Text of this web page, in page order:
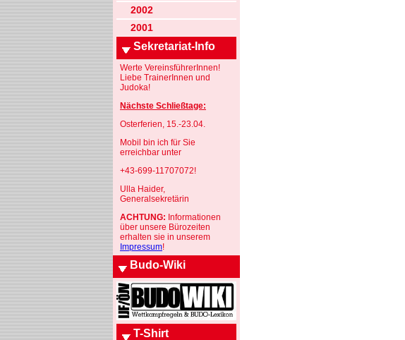
2002
2001
Sekretariat-Info
Werte VereinsführerInnen!
Liebe TrainerInnen und
Judoka!
Nächste Schließtage:
Osterferien, 15.-23.04.
Mobil bin ich für Sie
erreichbar unter
+43-699-11707072!
Ulla Haider,
Generalsekretärin
ACHTUNG: Informationen
über unsere Bürozeiten
erhalten sie in unserem
Impressum!
Budo-Wiki
T-Shirt